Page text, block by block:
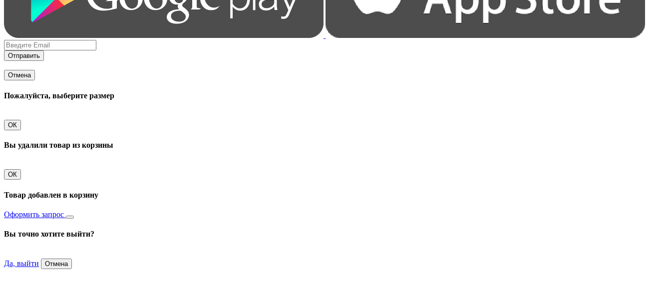
Отправить
Отмена
Пожалуйста, выберите размер
ОК
Вы удалили товар из корзины
ОК
Товар добавлен в корзину
Оформить запрос
Вы точно хотите выйти?
Да, выйти Отмена